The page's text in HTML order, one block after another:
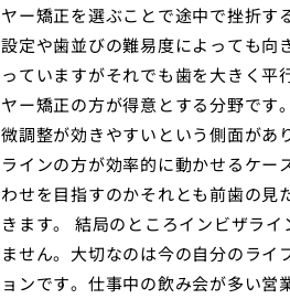
ヤー矯正を選ぶことで途中で挫折す
設定や歯並びの難易度によっても向
っていますがそれでも歯を大きく
ヤー矯正の方が得意とする分野で
微調整が効きやすいという側面があ
ラインの方が効率的に動かせるケ
わせを目指すのかそれとも前歯の見
きます。 結局のところインビザラ
ません。大切なのは今の自分のラ
ョンです。仕事中の飲み会が多い